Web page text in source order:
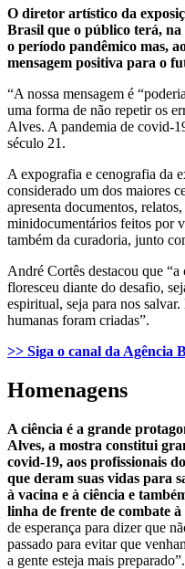
O diretor artístico da
Brasil que o público terá,
o período pandêmico mas,
mensagem positiva para o
“A nossa mensagem é
uma forma de não repetir os
Alves. A pandemia de covid-
século 21.
A expografia e cenografia da
considerado um dos maiores
apresenta documentos,
minidocumentários feitos por
também da curadoria, junto
André Cortês destacou que
floresceu diante do desafio,
espiritual, seja para nos
humanas foram criadas”.
>> Siga o canal da Agência
Homenagens
A ciência é a grande
Alves, a mostra constitui
covid-19, aos profissionais
que deram suas vidas para
à vacina e à ciência e
linha de frente de combate à
de esperança para dizer que
passado para evitar que
a gente esteja mais preparado”.